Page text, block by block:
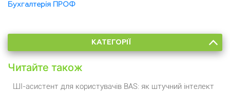
Бухгалтерія ПРОФ
КАТЕГОРІЇ
Читайте також
ШІ-асистент для користувачів BAS: як штучний інтелект